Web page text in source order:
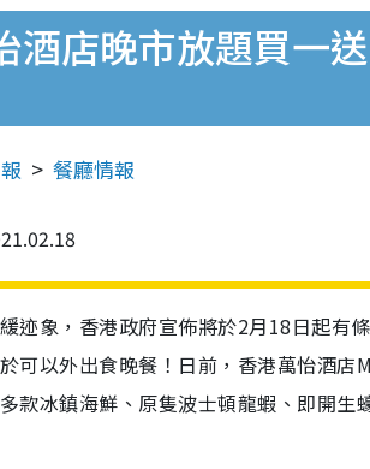
酒店晚市放題買一
餐廳情報
迹象，香港政府宣佈將於2月18日起有
可以外出食晚餐！日前，香港萬怡酒
款冰鎮海鮮、原隻波士頓龍蝦、即開